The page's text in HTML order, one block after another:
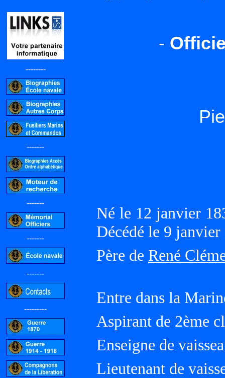
--------
-------
-------
-------
-------
---------
-
Né le 12 janvier
Décédé le 9
Père de René
Entre dans la
Aspirant de 2ème
Enseigne de
Lieutenant de